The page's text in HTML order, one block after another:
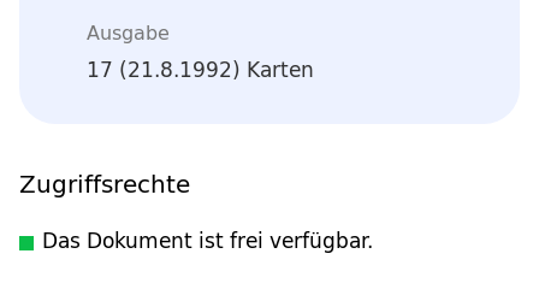
Ausgabe
17 (21.8.1992) Karten
Zugriffsrechte
Das Dokument ist frei verfügbar.